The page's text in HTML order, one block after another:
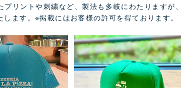
プリントや刺繍など、製法も多岐にわたります
します。※掲載にはお客様の許可を得ております。